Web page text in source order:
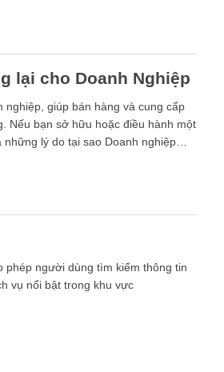
lại cho Doanh Nghiệp
giúp bán hàng và cung cấp
Nếu bạn sở hữu hoặc điều hành một
lý do tại sao Doanh nghiệp
phép người dùng tìm kiếm thông tin
vụ nổi bật trong khu vực